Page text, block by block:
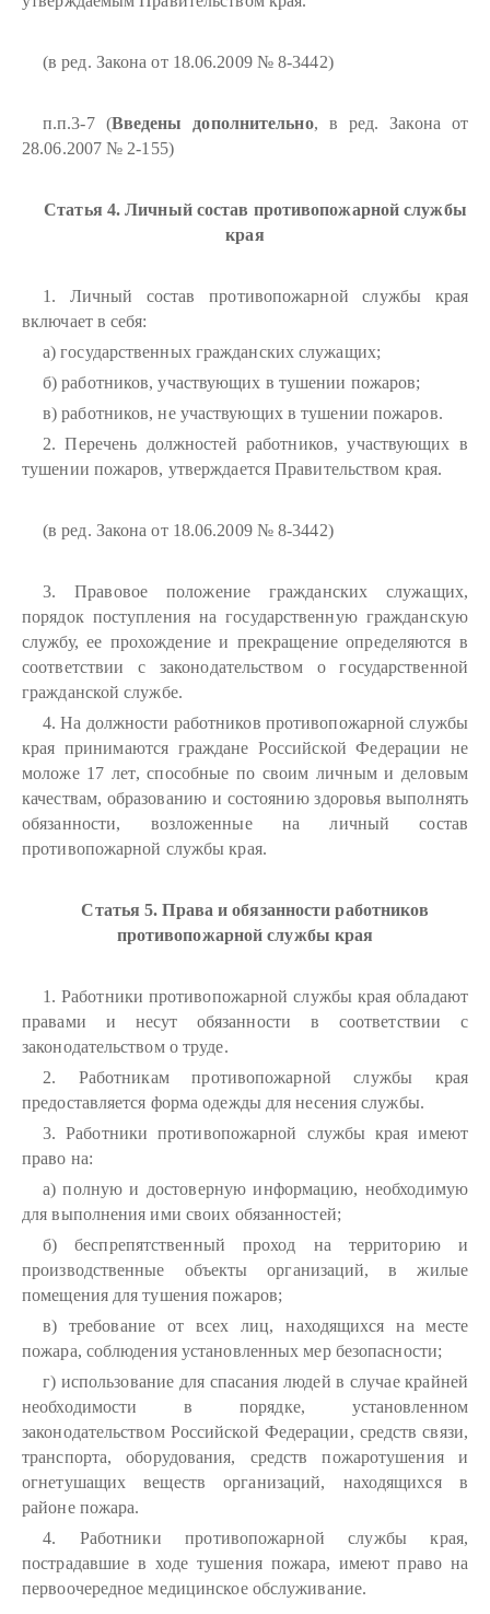
(в ред. Закона от 18.06.2009 № 8-3442)
п.п.3-7 (Введены дополнительно, в ред. Закона от
28.06.2007 № 2-155)
Статья 4. Личный состав противопожарной службы
края
1. Личный состав противопожарной службы края
включает в себя:
а) государственных гражданских служащих;
б) работников, участвующих в тушении пожаров;
в) работников, не участвующих в тушении пожаров.
2. Перечень должностей работников, участвующих в
тушении пожаров, утверждается Правительством края.
(в ред. Закона от 18.06.2009 № 8-3442)
3. Правовое положение гражданских служащих,
порядок поступления на государственную гражданскую
службу, ее прохождение и прекращение определяются в
соответствии с законодательством о государственной
гражданской службе.
4. На должности работников противопожарной службы
края принимаются граждане Российской Федерации не
моложе 17 лет, способные по своим личным и деловым
качествам, образованию и состоянию здоровья выполнять
обязанности, возложенные на личный состав
противопожарной службы края.
Статья 5. Права и обязанности работников
противопожарной службы края
1. Работники противопожарной службы края обладают
правами и несут обязанности в соответствии с
законодательством о труде.
2. Работникам противопожарной службы края
предоставляется форма одежды для несения службы.
3. Работники противопожарной службы края имеют
право на:
а) полную и достоверную информацию, необходимую
для выполнения ими своих обязанностей;
б) беспрепятственный проход на территорию и
производственные объекты организаций, в жилые
помещения для тушения пожаров;
в) требование от всех лиц, находящихся на месте
пожара, соблюдения установленных мер безопасности;
г) использование для спасания людей в случае крайней
необходимости в порядке, установленном
законодательством Российской Федерации, средств связи,
транспорта, оборудования, средств пожаротушения и
огнетушащих веществ организаций, находящихся в
районе пожара.
4. Работники противопожарной службы края,
пострадавшие в ходе тушения пожара, имеют право на
первоочередное медицинское обслуживание.